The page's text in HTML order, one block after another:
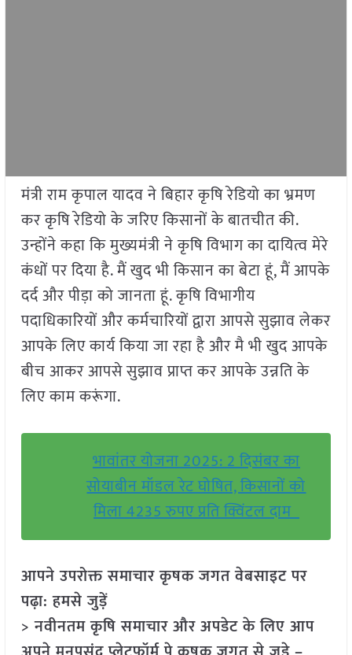
मंत्री राम कृपाल यादव ने बिहार कृषि रेडियो का भ्रमण
कर कृषि रेडियो के जरिए किसानों के बातचीत की.
उन्होंने कहा कि मुख्यमंत्री ने कृषि विभाग का दायित्व मेरे
कंधों पर दिया है. मैं खुद भी किसान का बेटा हूं, मैं आपके
दर्द और पीड़ा को जानता हूं. कृषि विभागीय
पदाधिकारियों और कर्मचारियों द्वारा आपसे सुझाव लेकर
आपके लिए कार्य किया जा रहा है और मै भी खुद आपके
बीच आकर आपसे सुझाव प्राप्त कर आपके उन्नति के
लिए काम करूंगा.
भावांतर योजना 2025: 2 दिसंबर का
सोयाबीन मॉडल रेट घोषित, किसानों को
मिला 4235 रुपए प्रति क्विंटल दाम
आपने उपरोक्त समाचार कृषक जगत वेबसाइट पर
पढ़ा: हमसे जुड़ें
> नवीनतम कृषि समाचार और अपडेट के लिए आप